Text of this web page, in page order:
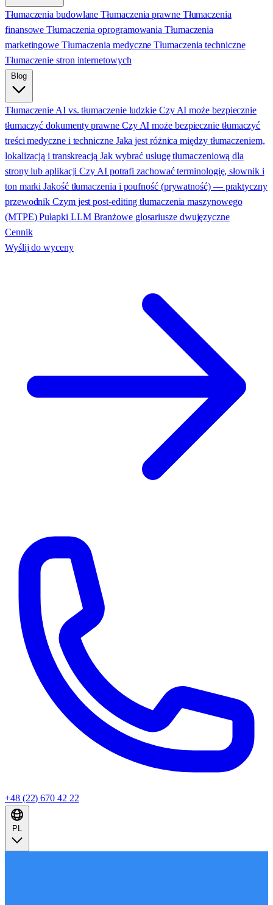
Tłumaczenia budowlane Tłumaczenia prawne Tłumaczenia
finansowe Tłumaczenia oprogramowania Tłumaczenia
marketingowe Tłumaczenia medyczne Tłumaczenia techniczne
Tłumaczenie stron internetowych
Tłumaczenie AI vs. tłumaczenie ludzkie Czy AI może bezpiecznie
tłumaczyć dokumenty prawne Czy AI może bezpiecznie tłumaczyć
treści medyczne i techniczne Jaka jest różnica między tłumaczeniem,
lokalizacją i transkreacją Jak wybrać usługę tłumaczeniową dla
strony lub aplikacji Czy AI potrafi zachować terminologię, słownik i
ton marki Jakość tłumaczenia i poufność (prywatność) — praktyczny
przewodnik Czym jest post-editing tłumaczenia maszynowego
(MTPE) Pułapki LLM Branżowe glosariusze dwujęzyczne
Cennik
Wyślij do wyceny
+48 (22) 670 42 22